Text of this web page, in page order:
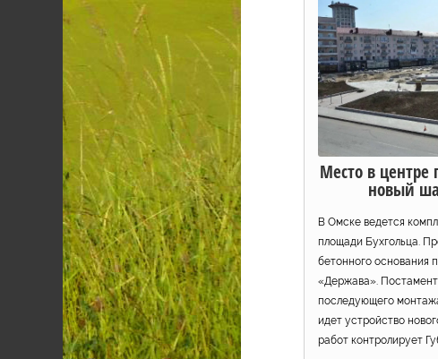
Место в центре
новый
В Омске ведется
площади Бухгольца.
бетонного основания
«Держава».
последующего
идет устройство
работ контролирует